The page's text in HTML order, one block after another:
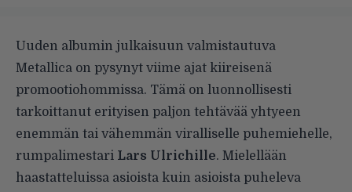
Uuden albumin julkaisuun valmistautuva
Metallica on pysynyt viime ajat kiireisenä
promootiohommissa. Tämä on luonnollisesti
tarkoittanut erityisen paljon tehtävää yhtyeen
enemmän tai vähemmän viralliselle puhemiehelle,
rumpalimestari Lars Ulrichille. Mielellään
haastatteluissa asioista kuin asioista puheleva